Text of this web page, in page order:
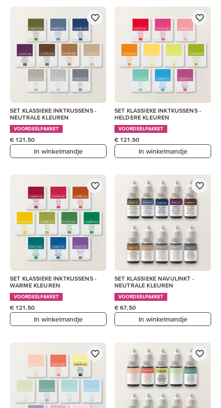
SET KLASSIEKE INKTKUSSENS -
NEUTRALE KLEUREN
VOORDEELPAKKET
€ 121,50
In winkelmandje
SET KLASSIEKE INKTKUSSENS -
HELDERE KLEUREN
VOORDEELPAKKET
€ 121,50
In winkelmandje
SET KLASSIEKE INKTKUSSENS -
WARME KLEUREN
VOORDEELPAKKET
€ 121,50
In winkelmandje
SET KLASSIEKE NAVULINKT -
NEUTRALE KLEUREN
VOORDEELPAKKET
€ 67,50
In winkelmandje